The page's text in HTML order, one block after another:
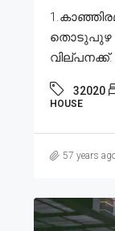
തൊടുപുഴ
വില്പനക്ക്.
32020
HOUSE
57 years